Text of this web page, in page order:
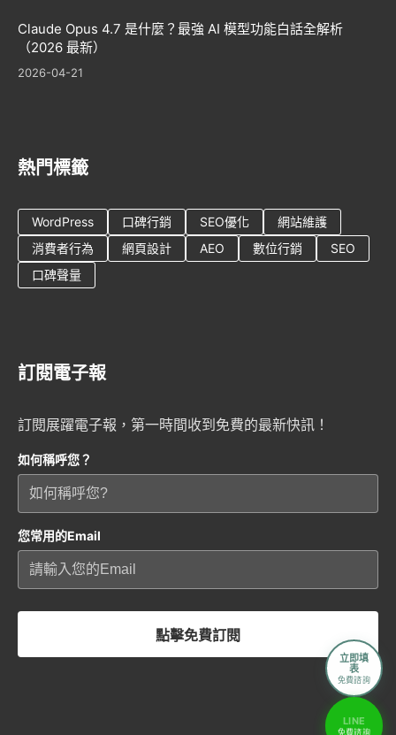
Claude Opus 4.7 是什麼？最強 AI 模型功能白話全解析
（2026 最新）
2026-04-21
熱門標籤
WordPress 口碑行銷 SEO優化
網站維護
消費者行為
網頁設計 AEO 數位行銷
SEO
口碑聲量
訂閱電子報
訂閱展躍電子報，第一時間收到免費的最新快訊！
如何稱呼您？
您常用的Email
點擊免費訂閱
立即填
表
免費諮詢
LINE
免費諮詢